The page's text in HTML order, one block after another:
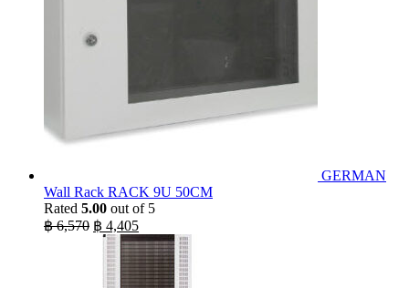
GERMAN
Wall Rack RACK 9U 50CM
Rated 5.00 out of 5
฿6,570 Original
price
was:
฿ 6,570.
฿ 4,405Current
price
is:
฿ 4,405.